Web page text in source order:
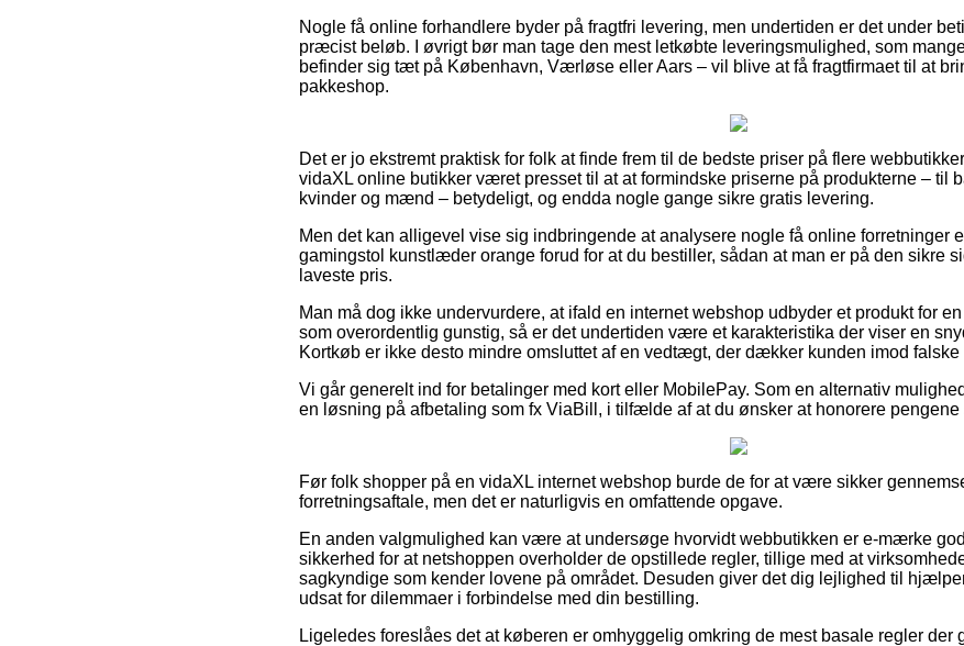
Nogle få online forhandlere byder på fragtfri levering, men undertiden er det under
præcist beløb. I øvrigt bør man tage den mest letkøbte leveringsmulighed, som
befinder sig tæt på København, Værløse eller Aars – vil blive at få fragtfirmaet til at
pakkeshop.
Det er jo ekstremt praktisk for folk at finde frem til de bedste priser på flere
vidaXL online butikker været presset til at at formindske priserne på produkterne – til
kvinder og mænd – betydeligt, og endda nogle gange sikre gratis levering.
Men det kan alligevel vise sig indbringende at analysere nogle få online forretninger
gamingstol kunstlæder orange forud for at du bestiller, sådan at man er på den sikre
laveste pris.
Man må dog ikke undervurdere, at ifald en internet webshop udbyder et produkt for
som overordentlig gunstig, så er det undertiden være et karakteristika der viser en
Kortkøb er ikke desto mindre omsluttet af en vedtægt, der dækker kunden imod falske
Vi går generelt ind for betalinger med kort eller MobilePay. Som en alternativ
en løsning på afbetaling som fx ViaBill, i tilfælde af at du ønsker at honorere pengene
Før folk shopper på en vidaXL internet webshop burde de for at være sikker
forretningsaftale, men det er naturligvis en omfattende opgave.
En anden valgmulighed kan være at undersøge hvorvidt webbutikken er e-mærke
sikkerhed for at netshoppen overholder de opstillede regler, tillige med at
sagkyndige som kender lovene på området. Desuden giver det dig lejlighed til
udsat for dilemmaer i forbindelse med din bestilling.
Ligeledes foreslåes det at køberen er omhyggelig omkring de mest basale regler